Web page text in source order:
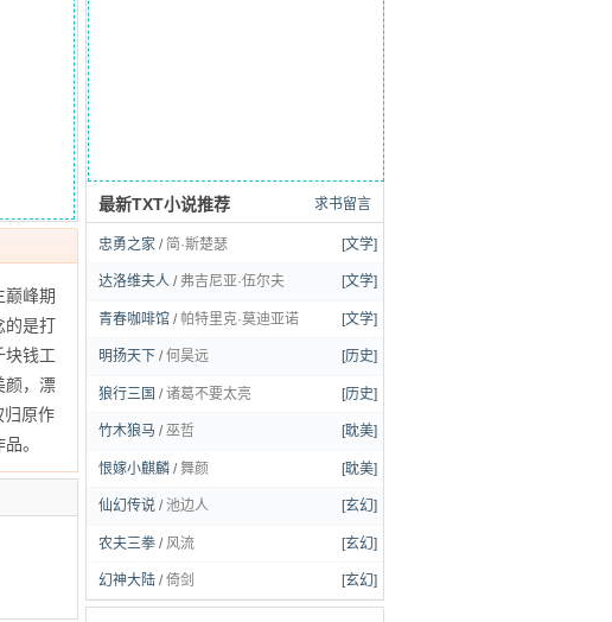
求书留言
最新TXT小说推荐
[文学]
忠勇之家 / 简·斯楚瑟
[文学]
达洛维夫人 / 弗吉尼亚·伍尔夫
[文学]
青春咖啡馆 /帕特里克·莫迪亚诺
[历史]
明扬天下 /何昊远
[历史]
狼行三国 /诸葛不要太亮
[耽美]
竹木狼马 /巫哲
[耽美]
恨嫁小麒麟 /舞颜
[玄幻]
仙幻传说 /池边人
[玄幻]
农夫三拳 / 风流
[玄幻]
幻神大陆 /倚剑
峰期
的是打
块钱工
颜，漂
归原作
。